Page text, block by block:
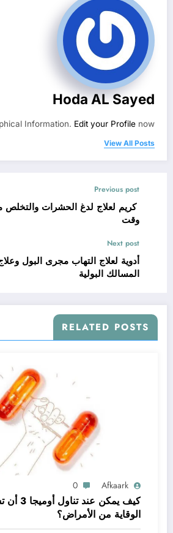
Hoda AL Sayed
Information. Edit your Profile now.
View All Posts
Previous post
كريم لعلاج لدغ الحشرات
وقت
Next post
أدوية لعلاج التهاب مجرى البول
المسالك البولية
RELATED POSTS
Afkaark
0
كيف يمكن
الوقاية من الأمراض؟